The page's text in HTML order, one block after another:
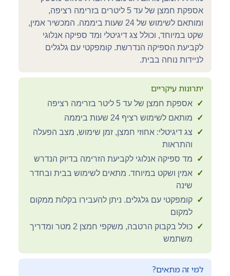
אספקת חמצן של עד 5 ליטרים בזרימה רציפה,
ומותאם לשימוש של 24 שעות ביממה. המכשיר אמין,
שקט במיוחד, וכולל צג דיגיטלי ומד ספיקה אנלוגי
לקביעת הספיקה הנדרשת. קומפקטי עם גלגלים
לניידות נוחה בבית.
יתרונות עיקריים
✓ אספקת חמצן של עד 5 ליטר בזרימה רציפה
✓
מותאם לשימוש רציף 24 שעות ביממה
✓
צג דיגיטלי: אחוזי חמצן, זמן שימוש, מצב הפעלה
והתראות
✓
מד ספיקה אנלוגי לקביעת הזרימה בדיוק הנדרש
✓ אמין ושקט במיוחד. מתאים לשימוש בבית ובחדר
שינה
✓ קומפקטי עם גלגלים. ניתן להעבירו בקלות ממקום
למקום
✓
כולל בקבוק הרטבה, משקפי חמצן 2 מטר ומדריך
משתמש
למי זה מתאים?